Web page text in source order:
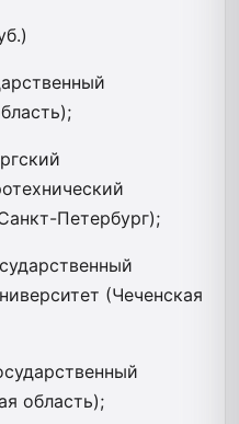
Петербург);
(Чеченская
область);